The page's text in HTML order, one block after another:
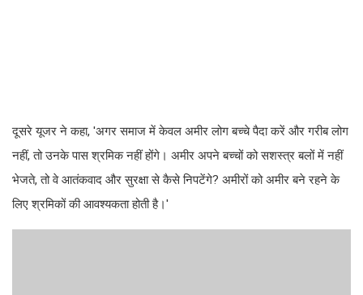
दूसरे यूजर ने कहा, 'अगर समाज में केवल अमीर लोग बच्चे पैदा करें और गरीब लोग
नहीं, तो उनके पास श्रमिक नहीं होंगे। अमीर अपने बच्चों को सशस्त्र बलों में नहीं
भेजते, तो वे आतंकवाद और सुरक्षा से कैसे निपटेंगे? अमीरों को अमीर बने रहने के
लिए श्रमिकों की आवश्यकता होती है।'